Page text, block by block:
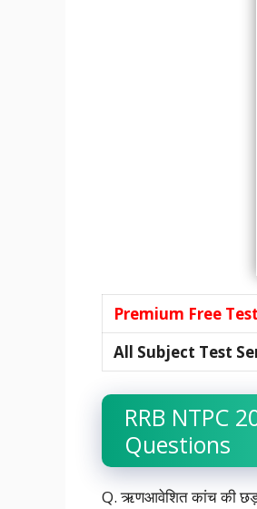
Premium Free Test
All Subject Test
RRB NTPC
Questions
Q. ऋणआवेशित कांच की छड़